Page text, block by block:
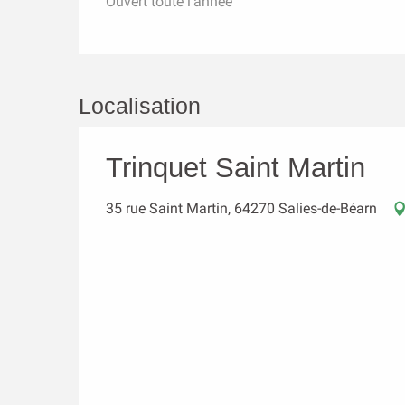
Localisation
Trinquet Saint Martin
35 rue Saint Martin, 64270 Salies-de-Béarn